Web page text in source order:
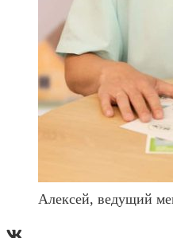
Алексей, ведущий